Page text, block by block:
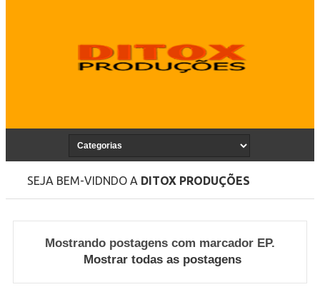
SEJA BEM-VIDNDO A DITOX PRODUÇÕES
Mostrando postagens com marcador EP.
Mostrar todas as postagens